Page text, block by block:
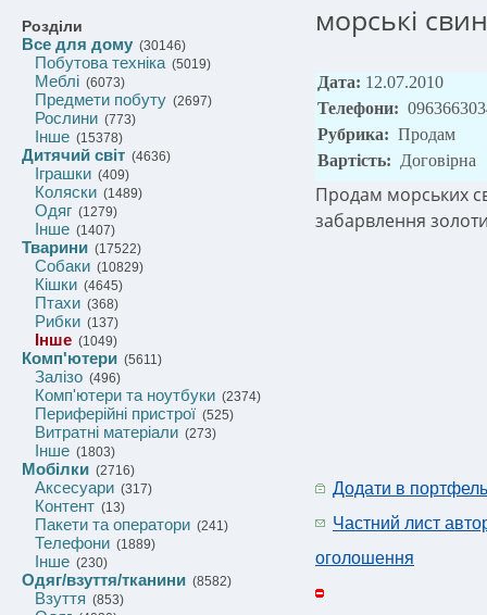
Розділи
Все для дому (30146)
Побутова техніка(5019)
Меблі (6073)
Предмети побуту (2697)
Рослини (773)
Інше (15378)
Дитячий світ (4636)
Іграшки (409)
Коляски (1489)
Одяг (1279)
Інше (1407)
Тварини (17522)
Собаки (10829)
Кішки (4645)
Птахи (368)
Рибки (137)
Інше (1049)
Комп'ютери (5611)
Залізо (496)
Комп'ютери та ноутбуки (2374)
Периферійні пристрої (525)
Витратні матеріали (273)
Інше (1803)
Мобілки (2716)
Аксесуари (317)
Контент (13)
Пакети та оператори (241)
Телефони (1889)
Інше (230)
Одяг/взуття/тканини (8582)
Взуття (853)
морські
Дата: 12.07.2010
Телефони:
Рубрика: Продам
Вартість: Договірна
Продам морських
забарвлення
Додати в портфель
Частний лист
оголошення